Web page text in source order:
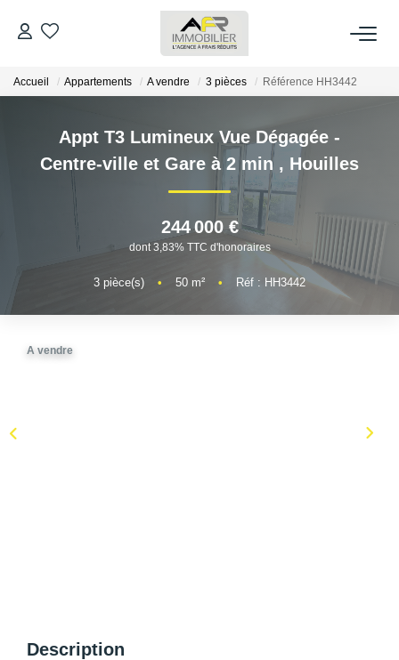
ACHETER
LOUER
ESTIMER
FAIRE GÉRER
AFR IMMOBILIER Chatou - Location | Gestion | Syndic
Accueil Appartements A vendre 3 pièces Référence HH3442
Appt T3 Lumineux Vue Dégagée -
Centre-ville et Gare à 2 min , Houilles
244 000 €
dont 3,83% TTC d'honoraires
3 pièce(s) • 50 m² • Réf : HH3442
A vendre
Description